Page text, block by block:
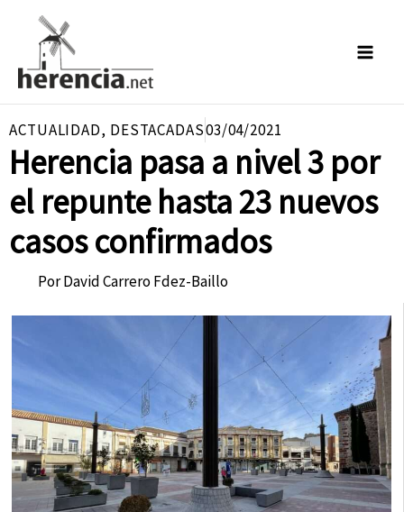
contenido
ACTUALIDAD, DESTACADAS03/04/2021
Herencia pasa a nivel 3 por
el repunte hasta 23 nuevos
casos confirmados
PorDavid Carrero Fdez-Baillo